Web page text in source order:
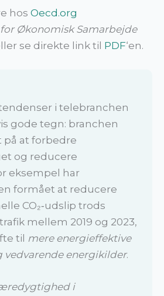
hos Oecd.org
Økonomisk Samarbejde
se direkte link til PDF‘en.
i telebranchen
gode tegn: branchen
på at forbedre
og reducere
eksempel har
formået at reducere
CO₂‑udslip trods
mellem 2019 og 2023,
til mere energieffektive
vedvarende energikilder.
i